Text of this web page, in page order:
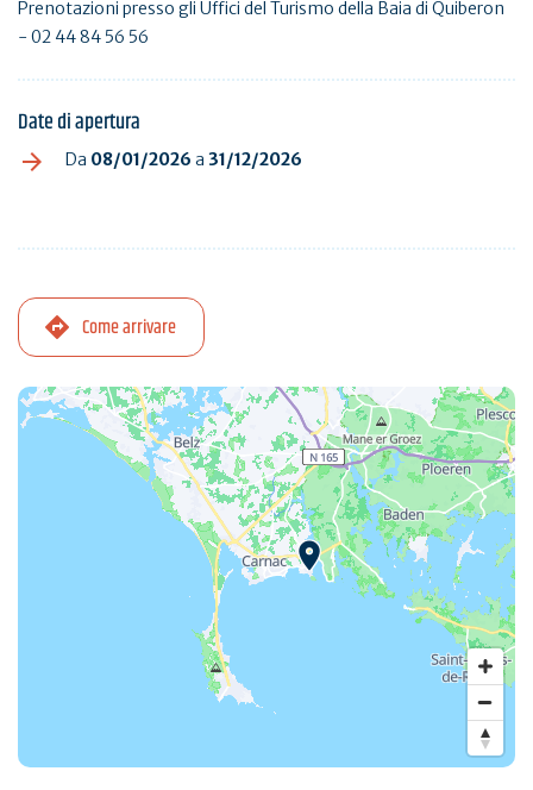
Prenotazioni presso gli Uffici del Turismo della Baia di Quiberon
- 02 44 84 56 56
Date di apertura
Da 08/01/2026 a 31/12/2026
Come arrivare